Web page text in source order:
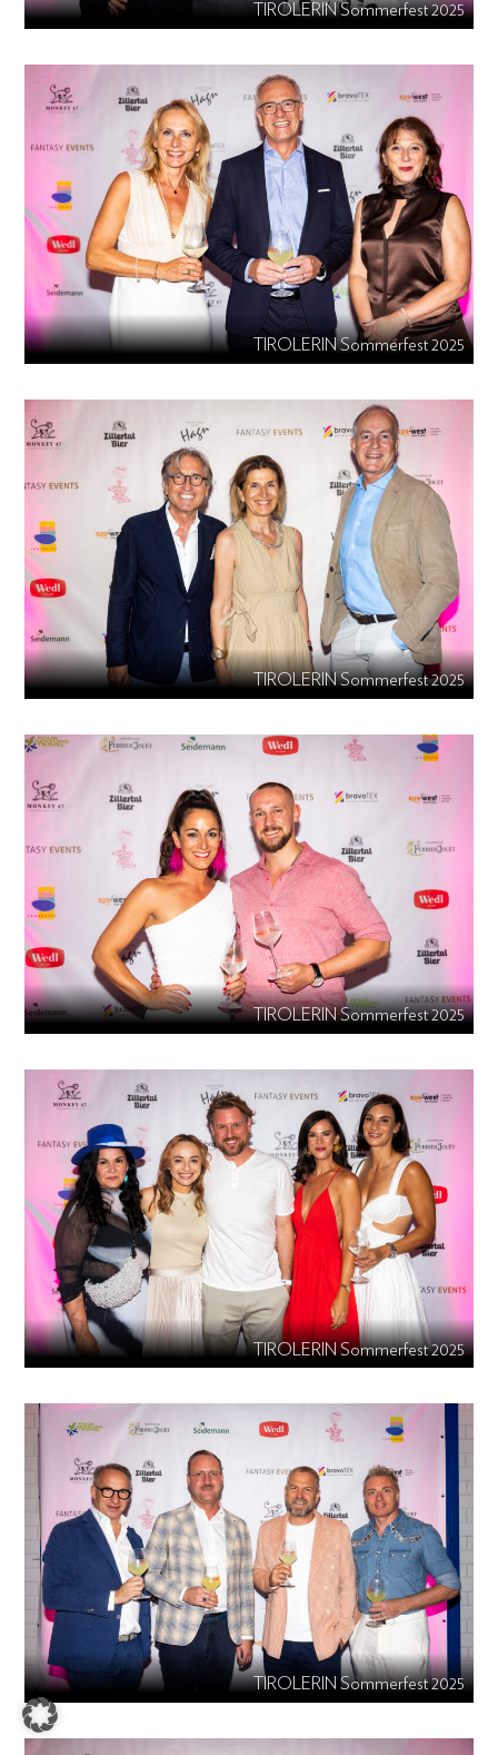
TIROLERIN Sommerfest 2025
TIROLERIN Sommerfest 2025
TIROLERIN Sommerfest 2025
TIROLERIN Sommerfest 2025
TIROLERIN Sommerfest 2025
TIROLERIN Sommerfest 2025